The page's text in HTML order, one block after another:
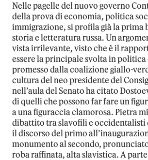
Nelle pagelle del nuovo governo
della prova di economia, politica
immigrazione, si profila già la prima
storia e letteratura russa. Un
vista irrilevante, visto che è il
essere la principale svolta in politica
promesso dalla coalizione giallo-
cultura del neo presidente del
nell’aula del Senato ha citato
di quelli che possono far fare un
a una figuraccia clamorosa. Pietra
dibattito tra slavofili e occidentalisti
il discorso del primo
monumento al secondo,
roba raffinata, alta slavistica. A